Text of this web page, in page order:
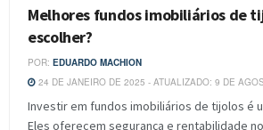
Melhores fundos imobiliários de
escolher?
POR: EDUARDO MACHION
24 DE JANEIRO DE 2025 - ATUALIZADO: 9 DE
Investir em fundos imobiliários de tijolos é
Eles oferecem segurança e rentabilidade